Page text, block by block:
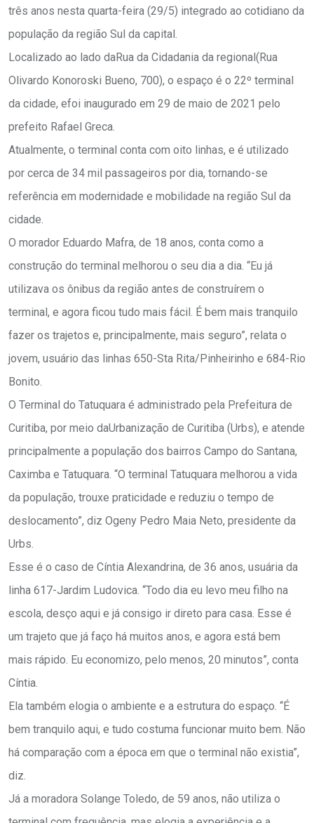
três anos nesta quarta-feira (29/5) integrado ao cotidiano da
população da região Sul da capital.
Localizado ao lado daRua da Cidadania da regional(Rua
Olivardo Konoroski Bueno, 700), o espaço é o 22º terminal
da cidade, efoi inaugurado em 29 de maio de 2021 pelo
prefeito Rafael Greca.
Atualmente, o terminal conta com oito linhas, e é utilizado
por cerca de 34 mil passageiros por dia, tornando-se
referência em modernidade e mobilidade na região Sul da
cidade.
O morador Eduardo Mafra, de 18 anos, conta como a
construção do terminal melhorou o seu dia a dia. “Eu já
utilizava os ônibus da região antes de construírem o
terminal, e agora ficou tudo mais fácil. É bem mais tranquilo
fazer os trajetos e, principalmente, mais seguro”, relata o
jovem, usuário das linhas 650-Sta Rita/Pinheirinho e 684-Rio
Bonito.
O Terminal do Tatuquara é administrado pela Prefeitura de
Curitiba, por meio daUrbanização de Curitiba (Urbs), e atende
principalmente a população dos bairros Campo do Santana,
Caximba e Tatuquara. “O terminal Tatuquara melhorou a vida
da população, trouxe praticidade e reduziu o tempo de
deslocamento”, diz Ogeny Pedro Maia Neto, presidente da
Urbs.
Esse é o caso de Cíntia Alexandrina, de 36 anos, usuária da
linha 617-Jardim Ludovica. “Todo dia eu levo meu filho na
escola, desço aqui e já consigo ir direto para casa. Esse é
um trajeto que já faço há muitos anos, e agora está bem
mais rápido. Eu economizo, pelo menos, 20 minutos”, conta
Cíntia.
Ela também elogia o ambiente e a estrutura do espaço. “É
bem tranquilo aqui, e tudo costuma funcionar muito bem. Não
há comparação com a época em que o terminal não existia”,
diz.
Já a moradora Solange Toledo, de 59 anos, não utiliza o